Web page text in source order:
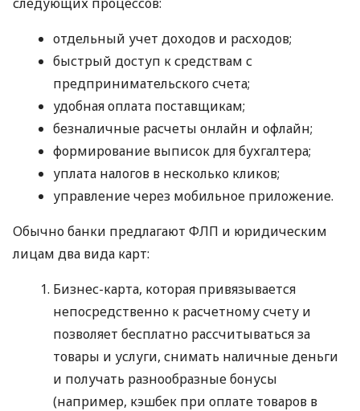
отдельный учет доходов и расходов;
быстрый доступ к средствам с
предпринимательского счета;
удобная оплата поставщикам;
безналичные расчеты онлайн и офлайн;
формирование выписок для бухгалтера;
уплата налогов в несколько кликов;
управление через мобильное приложение.
Обычно банки предлагают ФЛП и юридическим
лицам два вида карт:
Бизнес-карта, которая привязывается
непосредственно к расчетному счету и
позволяет бесплатно рассчитываться за
товары и услуги, снимать наличные деньги
и получать разнообразные бонусы
(например, кэшбек при оплате товаров в